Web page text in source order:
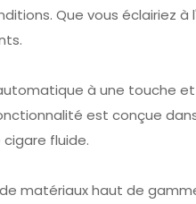
Que vous éclairiez
à une touche
est conçue
fluide.
matériaux haut de